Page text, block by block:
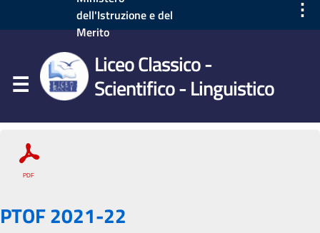
dell'Istruzione e del
Merito
⋮
Liceo Classico -
Scientifico - Linguistico
PTOF 2021-22